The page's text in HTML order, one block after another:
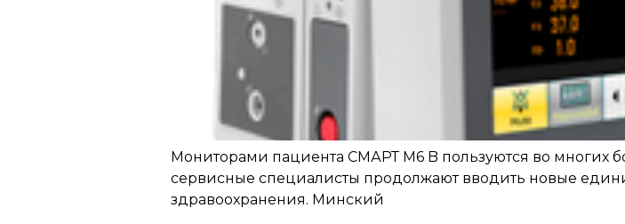
Мониторами пациента СМАРТ М6 B пользуются во многих
сервисные специалисты продолжают вводить новые
здравоохранения. Минский